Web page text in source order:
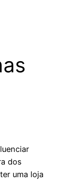
dos
uma loja